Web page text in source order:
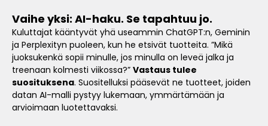
Vaihe yksi: AI-haku. Se tapahtuu jo.
Kuluttajat kääntyvät yhä useammin ChatGPT:n, Geminin
ja Perplexityn puoleen, kun he etsivät tuotteita. ”Mikä
juoksukenkä sopii minulle, jos minulla on leveä jalka ja
treenaan kolmesti viikossa?” Vastaus tulee
suosituksena. Suositelluksi pääsevät ne tuotteet, joiden
datan AI-malli pystyy lukemaan, ymmärtämään ja
arvioimaan luotettavaksi.